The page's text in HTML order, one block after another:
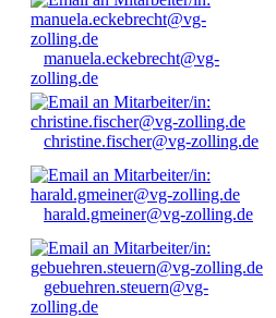
manuela.eckebrecht@vg-
zolling.de
christine.fischer@vg-zolling.de
harald.gmeiner@vg-zolling.de
gebuehren.steuern@vg-
zolling.de